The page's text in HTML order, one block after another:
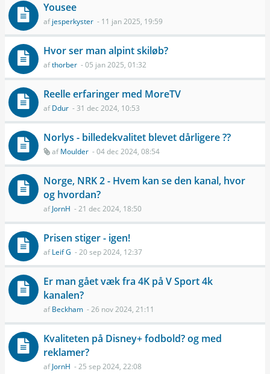
Yousee
afjesperkyster - 11 jan 2025, 19:59
Hvor ser man alpint skiløb?
afthorber - 05 jan 2025, 01:32
Reelle erfaringer med MoreTV
afDdur - 31 dec 2024, 10:53
Norlys - billedekvalitet blevet dårligere ??
afMoulder - 04 dec 2024, 08:54
Norge, NRK 2 - Hvem kan se den kanal, hvor
og hvordan?
afJornH - 21 dec 2024, 18:50
Prisen stiger - igen!
afLeif G - 20 sep 2024, 12:37
Er man gået væk fra 4K på V Sport 4k
kanalen?
afBeckham - 26 nov 2024, 21:11
Kvaliteten på Disney+ fodbold? og med
reklamer?
afJornH - 25 sep 2024, 22:08